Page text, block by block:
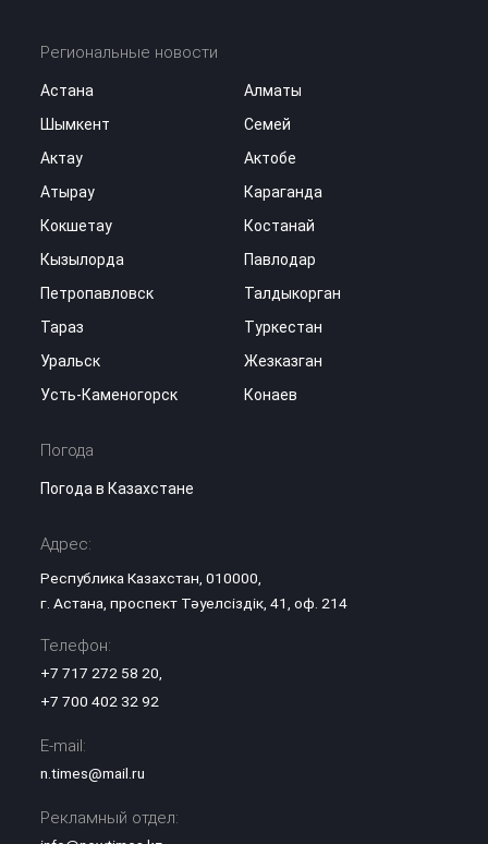
Региональные новости
Астана
Алматы
Шымкент
Семей
Актау
Актобе
Атырау
Караганда
Кокшетау
Костанай
Кызылорда
Павлодар
Петропавловск
Талдыкорган
Тараз
Туркестан
Уральск
Жезказган
Усть-Каменогорск
Конаев
Погода
Погода в Казахстане
Адрес:
Республика Казахстан, 010000,
г. Астана, проспект Тәуелсіздік, 41, оф. 214
Телефон:
+7 717 272 58 20,
+7 700 402 32 92
E-mail:
n.times@mail.ru
Рекламный отдел: